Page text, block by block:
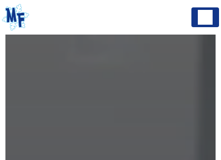
Panneau de gestion des cookies